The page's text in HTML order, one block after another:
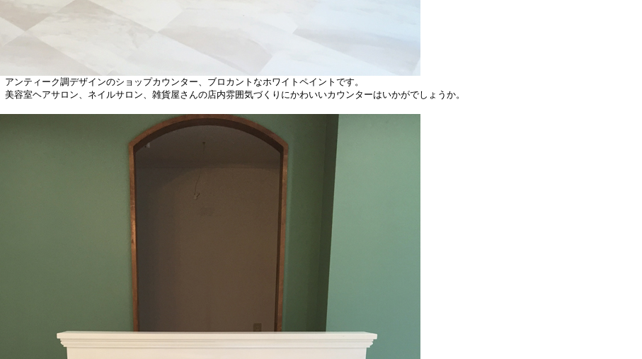
アンティーク調デザインのショップカウンター、ブロカントなホワイトペイントです。
美容室ヘアサロン、ネイルサロン、雑貨屋さんの店内雰囲気づくりにかわいいカウンターはいかがでしょうか。